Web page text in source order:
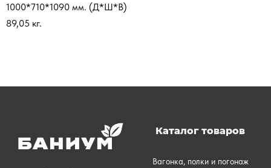
1000*710*1090 мм. (Д*Ш*В)
89,05 кг.
Каталог товаров
Вагонка, полки и погонаж